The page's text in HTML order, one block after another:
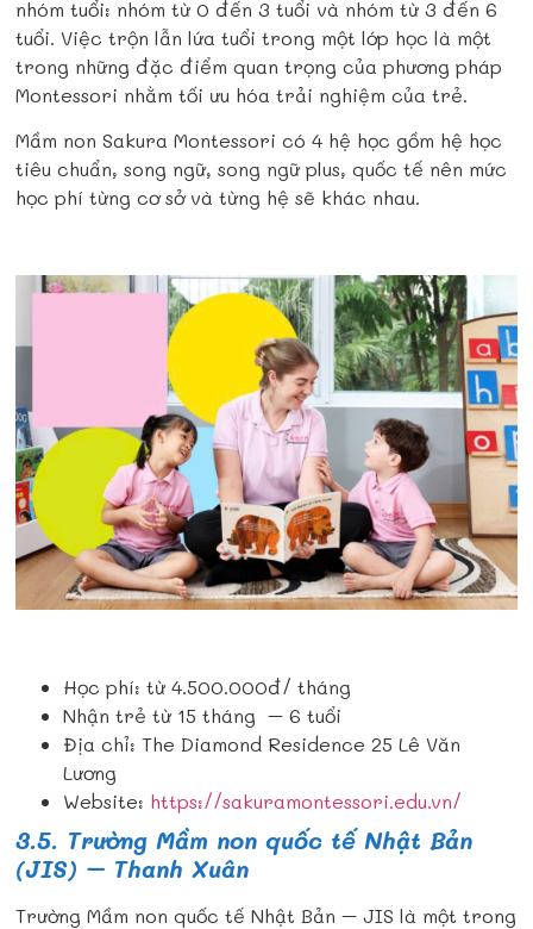
nhóm tuổi: nhóm từ 0 đến 3 tuổi và nhóm từ 3 đến 6
tuổi. Việc trộn lẫn lứa tuổi trong một lớp học là một
trong những đặc điểm quan trọng của phương pháp
Montessori nhằm tối ưu hóa trải nghiệm của trẻ.
Mầm non Sakura Montessori có 4 hệ học gồm hệ học
tiêu chuẩn, song ngữ, song ngữ plus, quốc tế nên mức
học phí từng cơ sở và từng hệ sẽ khác nhau.
Học phí: từ 4.500.000đ/ tháng
Nhận trẻ từ 15 tháng – 6 tuổi
Địa chỉ: The Diamond Residence 25 Lê Văn
Lương
Website: https://sakuramontessori.edu.vn/
3.5. Trường Mầm non quốc tế Nhật Bản
(JIS) – Thanh Xuân
Trường Mầm non quốc tế Nhật Bản – JIS là một trong